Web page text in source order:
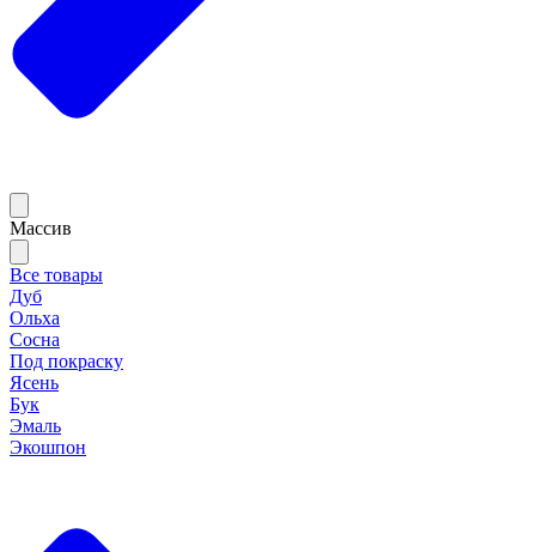
Массив
Все товары
Дуб
Ольха
Сосна
Под покраску
Ясень
Бук
Эмаль
Экошпон